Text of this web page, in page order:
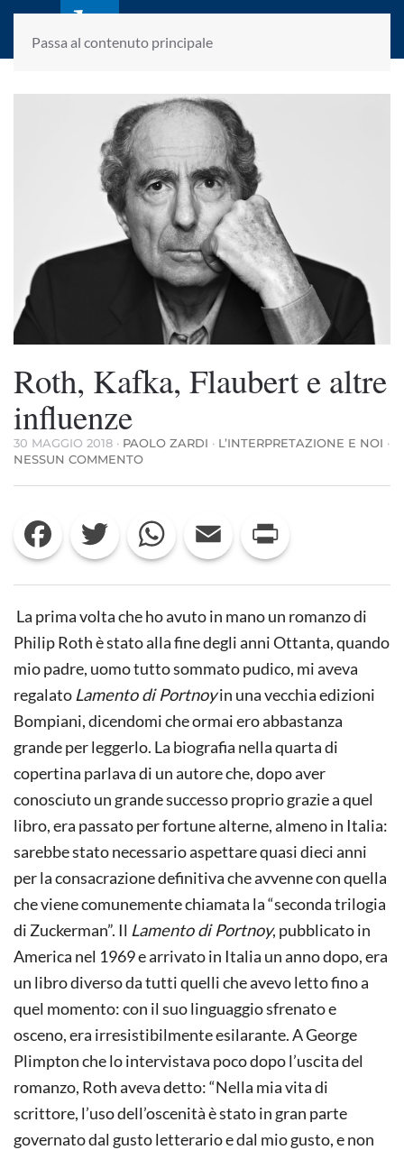
Passa al contenuto principale
laletteraturaenoi.it
fondato da Romano Luperini
Roth, Kafka, Flaubert e altre
influenze
30 MAGGIO 2018 · PAOLO ZARDI · L’INTERPRETAZIONE E NOI ·
NESSUN COMMENTOSU
KAFKA,
E
ALTRE
INFLUENZE
Facebook Twitter WhatsApp Email
La prima volta che ho avuto in mano un romanzo di
Philip Roth è stato alla fine degli anni Ottanta, quando
mio padre, uomo tutto sommato pudico, mi aveva
regalato Lamento di Portnoyin una vecchia edizioni
Bompiani, dicendomi che ormai ero abbastanza
grande per leggerlo. La biografia nella quarta di
copertina parlava di un autore che, dopo aver
conosciuto un grande successo proprio grazie a quel
libro, era passato per fortune alterne, almeno in Italia:
sarebbe stato necessario aspettare quasi dieci anni
per la consacrazione definitiva che avvenne con quella
che viene comunemente chiamata la “seconda trilogia
di Zuckerman”. Il Lamento di Portnoy, pubblicato in
America nel 1969 e arrivato in Italia un anno dopo, era
un libro diverso da tutti quelli che avevo letto fino a
quel momento: con il suo linguaggio sfrenato e
osceno, era irresistibilmente esilarante. A George
Plimpton che lo intervistava poco dopo l’uscita del
romanzo, Roth aveva detto: “Nella mia vita di
scrittore, l’uso dell’oscenità è stato in gran parte
governato dal gusto letterario e dal mio gusto, e non